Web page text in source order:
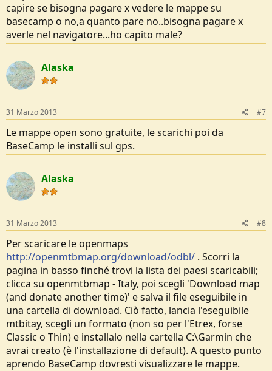
capire se bisogna pagare x vedere le mappe su
basecamp o no,a quanto pare no..bisogna pagare x
averle nel navigatore...ho capito male?
Alaska
31 Marzo 2013 #7
Le mappe open sono gratuite, le scarichi poi da
BaseCamp le installi sul gps.
Alaska
31 Marzo 2013 #8
Per scaricare le openmaps
http://openmtbmap.org/download/odbl/ . Scorri la
pagina in basso finché trovi la lista dei paesi scaricabili;
clicca su openmtbmap - Italy, poi scegli 'Download map
(and donate another time)' e salva il file eseguibile in
una cartella di download. Ciò fatto, lancia l'eseguibile
mtbitay, scegli un formato (non so per l'Etrex, forse
Classic o Thin) e installalo nella cartella C:\Garmin che
avrai creato (è l'installazione di default). A questo punto
aprendo BaseCamp dovresti visualizzare le mappe.